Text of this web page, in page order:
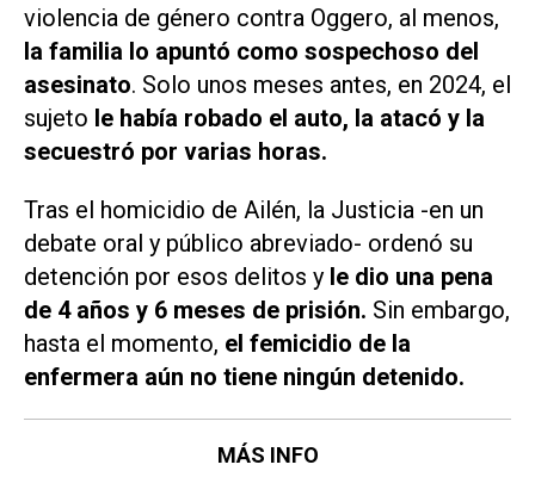
violencia de género contra Oggero, al menos,
la familia lo apuntó como sospechoso del
asesinato. Solo unos meses antes, en 2024, el
sujeto le había robado el auto, la atacó y la
secuestró por varias horas.
Tras el homicidio de Ailén, la Justicia -en un
debate oral y público abreviado- ordenó su
detención por esos delitos y le dio una pena
de 4 años y 6 meses de prisión. Sin embargo,
hasta el momento, el femicidio de la
enfermera aún no tiene ningún detenido.
MÁS INFO